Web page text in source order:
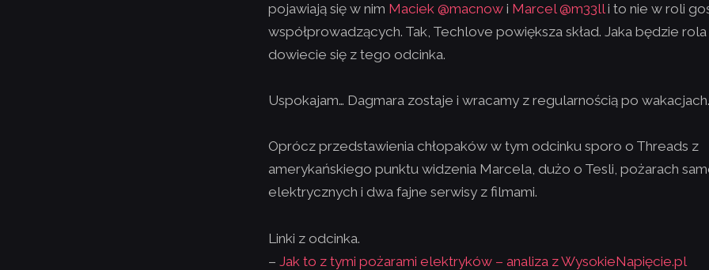
pojawiają się w nim Maciek @macnowi Marcel @m33lli to nie w roli
współprowadzących. Tak, Techlove powiększa skład. Jaka będzie
dowiecie się z tego odcinka.
Uspokajam… Dagmara zostaje i wracamy z regularnością po wakacjach.
Oprócz przedstawienia chłopaków w tym odcinku sporo o Threads z
amerykańskiego punktu widzenia Marcela, dużo o Tesli, pożarach
elektrycznych i dwa fajne serwisy z filmami.
Linki z odcinka.
– Jak to z tymi pożarami elektryków – analiza z WysokieNapięcie.pl